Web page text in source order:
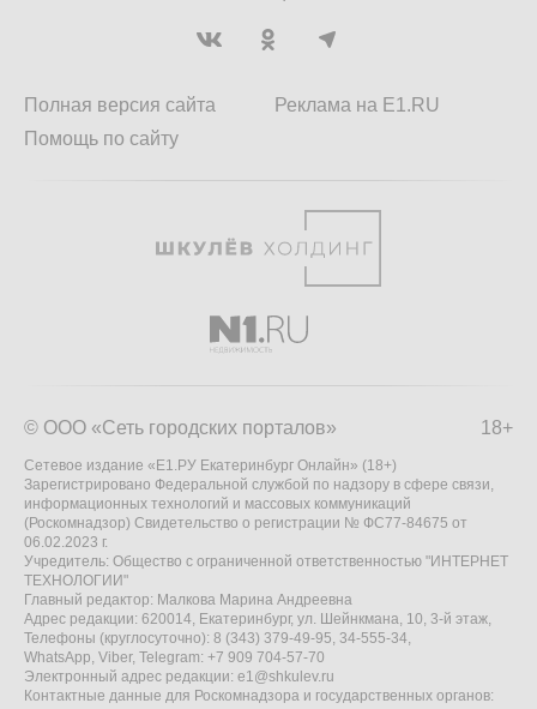
Полная версия сайта
Помощь по сайту
Реклама на E1.RU
18+
© ООО «Сеть городских порталов»
Сетевое издание «Е1.РУ Екатеринбург Онлайн» (18+)
Зарегистрировано Федеральной службой по надзору в сфере связи,
информационных технологий и массовых коммуникаций
(Роскомнадзор) Свидетельство о регистрации № ФС77-84675 от
06.02.2023 г.
Учредитель: Общество с ограниченной ответственностью "ИНТЕРНЕТ
ТЕХНОЛОГИИ"
Главный редактор: Малкова Марина Андреевна
Адрес редакции: 620014, Екатеринбург, ул. Шейнкмана, 10, 3-й этаж,
Телефоны (круглосуточно): 8 (343) 379-49-95, 34-555-34,
WhatsApp, Viber, Telegram: +7 909 704-57-70
Электронный адрес редакции: e1@shkulev.ru
Контактные данные для Роскомнадзора и государственных органов: